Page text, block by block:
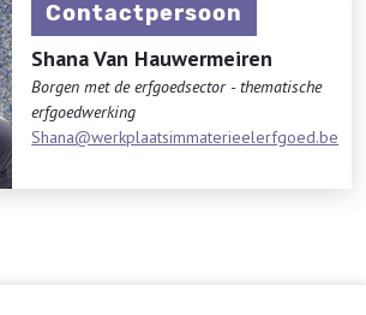
Contactpersoon
Shana Van Hauwermeiren
Borgen met de erfgoedsector - thematische
erfgoedwerking
Shana@werkplaatsimmaterieelerfgoed.be